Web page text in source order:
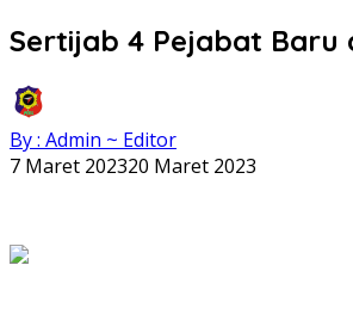
Sertijab 4 Pejabat Baru
By : Admin ~ Editor
7 Maret 202320 Maret 2023